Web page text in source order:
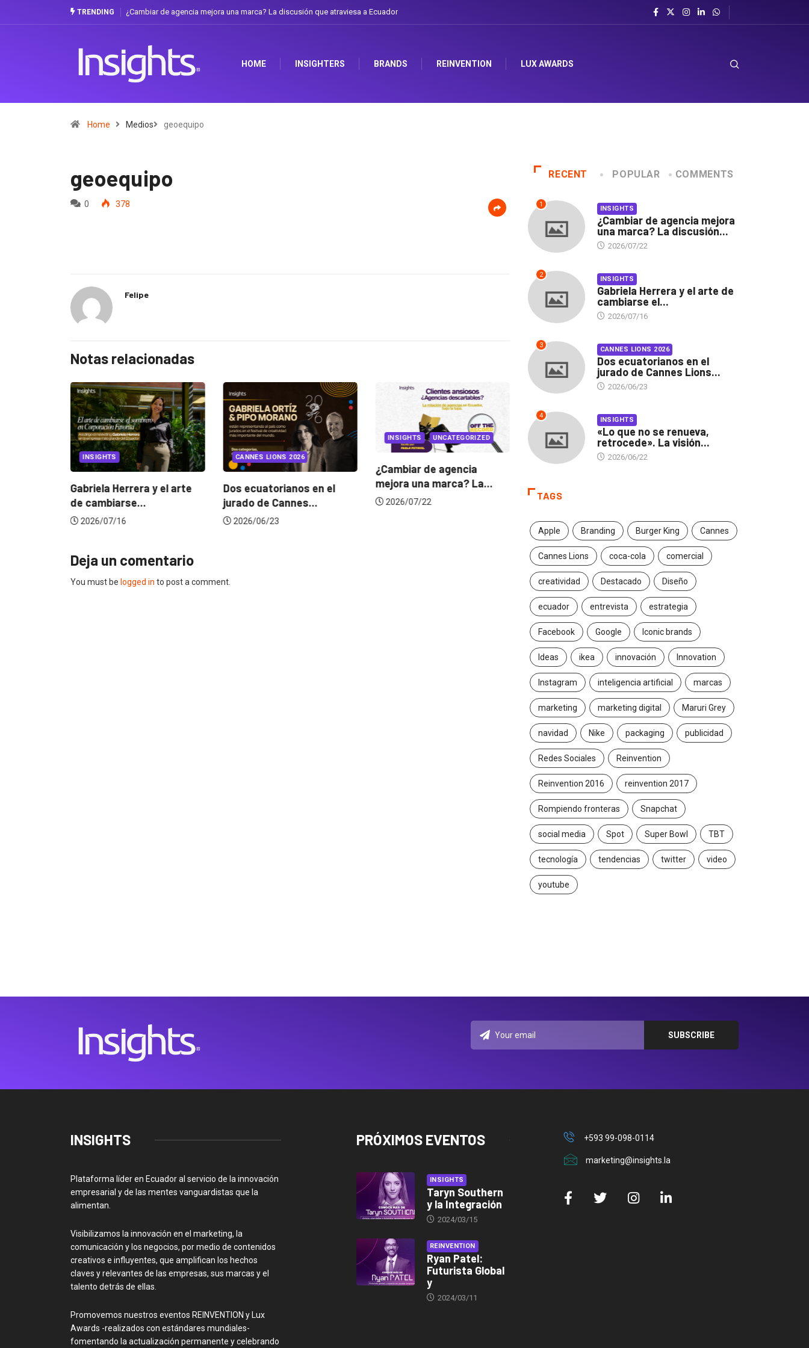
TRENDING ¿Cambiar de agencia mejora una marca? La discusión que atraviesa a Ecuador
HOME INSIGHTERS BRANDS REINVENTION LUX AWARDS
Home Medios geoequipo
geoequipo
0 378
Felipe
Notas relacionadas
INSIGHTS
Gabriela Herrera y el arte
de cambiarse...
2026/07/16
CANNES LIONS 2026
Dos ecuatorianos en el
jurado de Cannes...
2026/06/23
INSIGHTS UNCATEGORIZED
¿Cambiar de agencia
mejora una marca? La...
2026/07/22
INSIGHTS
Gabriela Herrera y el arte
de cambiarse...
2026/07/16 2026/06/23
Deja un comentario
You must be logged in to post a comment.
RECENT POPULAR COMMENTS
1 INSIGHTS
¿Cambiar de agencia mejora
una marca? La discusión...
2026/07/22
2 INSIGHTS
Gabriela Herrera y el arte de
cambiarse el...
2026/07/16
3 CANNES LIONS 2026
Dos ecuatorianos en el
jurado de Cannes Lions...
2026/06/23
4 INSIGHTS
«Lo que no se renueva,
retrocede». La visión...
2026/06/22
TAGS
Apple Branding Burger King Cannes
Cannes Lions coca-cola comercial
creatividad Destacado Diseño
ecuador entrevista estrategia
Facebook Google Iconic brands
Ideas ikea innovación Innovation
Instagram inteligencia artificial marcas
marketing marketing digital Maruri Grey
navidad Nike packaging publicidad
Redes Sociales Reinvention
Reinvention 2016 reinvention 2017
Rompiendo fronteras Snapchat
social media Spot Super Bowl TBT
tecnología tendencias twitter video
youtube
INSIGHTS
Plataforma líder en Ecuador al servicio de la innovación
empresarial y de las mentes vanguardistas que la
alimentan.
Visibilizamos la innovación en el marketing, la
comunicación y los negocios, por medio de contenidos
creativos e influyentes, que amplifican los hechos
claves y relevantes de las empresas, sus marcas y el
talento detrás de ellas.
Promovemos nuestros eventos REINVENTION y Lux
Awards -realizados con estándares mundiales-
fomentando la actualización permanente y celebrando
PRÓXIMOS EVENTOS
INSIGHTS
Taryn Southern
y la Integración
2024/03/15
REINVENTION
Ryan Patel:
Futurista Global
y
2024/03/11
+593 99-098-0114
marketing@insights.la